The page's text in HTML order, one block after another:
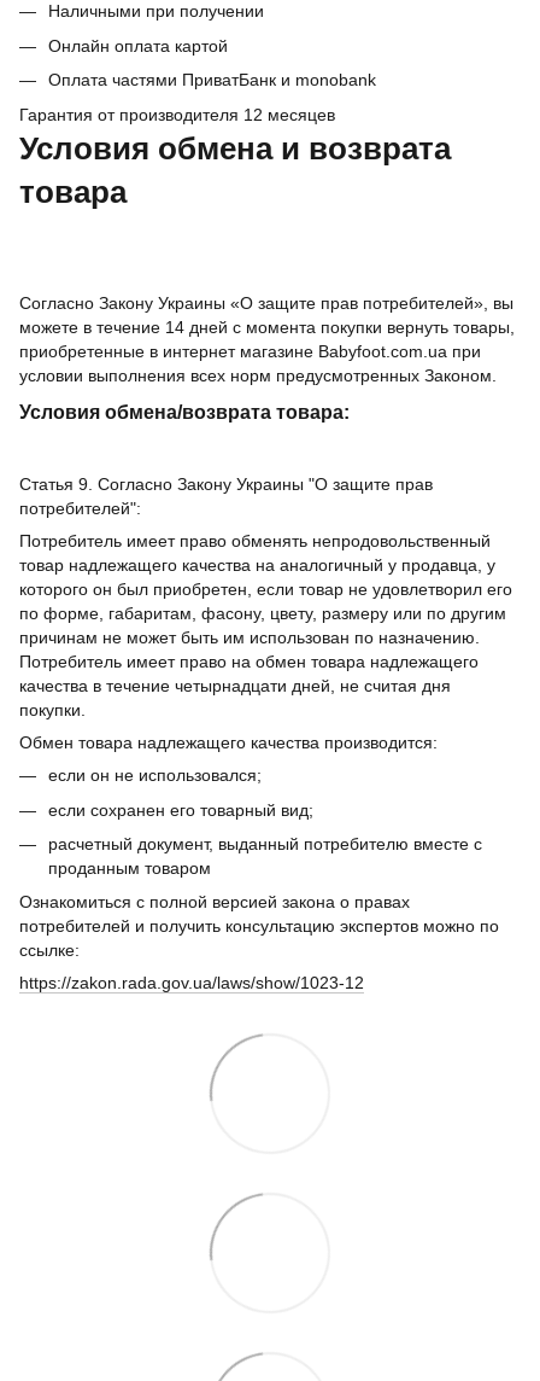
Наличными при получении
Онлайн оплата картой
Оплата частями ПриватБанк и monobank
Гарантия от производителя 12 месяцев
Условия обмена и возврата
товара
Согласно Закону Украины «О защите прав потребителей», вы
можете в течение 14 дней с момента покупки вернуть товары,
приобретенные в интернет магазине Babyfoot.com.ua при
условии выполнения всех норм предусмотренных Законом.
Условия обмена/возврата товара:
Статья 9. Согласно Закону Украины "О защите прав
потребителей":
Потребитель имеет право обменять непродовольственный
товар надлежащего качества на аналогичный у продавца, у
которого он был приобретен, если товар не удовлетворил его
по форме, габаритам, фасону, цвету, размеру или по другим
причинам не может быть им использован по назначению.
Потребитель имеет право на обмен товара надлежащего
качества в течение четырнадцати дней, не считая дня
покупки.
Обмен товара надлежащего качества производится:
если он не использовался;
если сохранен его товарный вид;
расчетный документ, выданный потребителю вместе с
проданным товаром
Ознакомиться с полной версией закона о правах
потребителей и получить консультацию экспертов можно по
ссылке:
https://zakon.rada.gov.ua/laws/show/1023-12